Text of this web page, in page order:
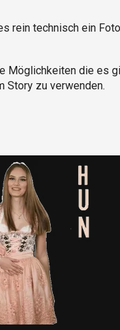
rein technisch ein
Möglichkeiten die es
Story zu verwenden.